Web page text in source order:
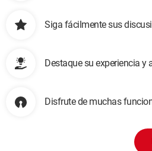
Siga fácilmente sus
Destaque su experiencia y
Disfrute de muchas